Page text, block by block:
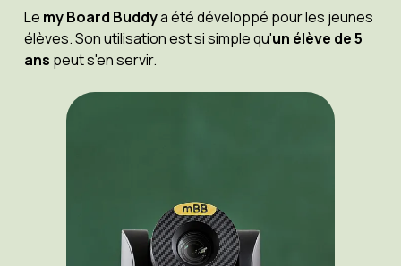
Le my Board Buddya été développé pour les jeunes
élèves. Son utilisation est si simple qu'un élève de 5
ans peut s'en servir.